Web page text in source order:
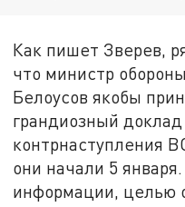
Как пишет Зверев,
что министр
Белоусов якобы
грандиозный
контрнаступления
они начали 5
информации, целью